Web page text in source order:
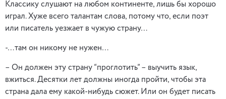
Классику слушают на любом континенте, лишь бы хорошо
играл. Хуже всего талантам слова, потому что, если поэт
или писатель уезжает в чужую страну…
-…там он никому не нужен…
– Он должен эту страну “проглотить” – выучить язык,
вжиться. Десятки лет должны иногда пройти, чтобы эта
страна дала ему какой-нибудь сюжет. Или он будет писать